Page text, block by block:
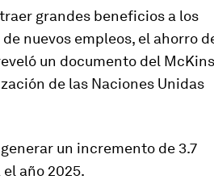
grandes beneficios a los
nuevos empleos, el ahorro
un documento del
de las Naciones Unidas
un incremento de 3.7
año 2025.